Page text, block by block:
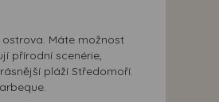
Máte možnost
přírodní scenérie,
pláží Středomoří.